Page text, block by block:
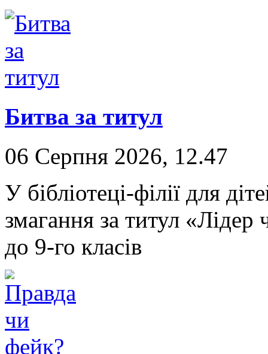
Битва за титул
06 Серпня 2026, 12.47
У бібліотеці-філії для
змагання за титул «Лідер
до 9-го класів